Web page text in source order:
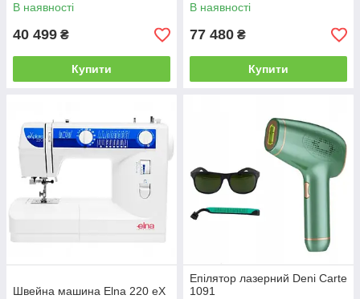
В наявності
40 499 ₴
Купити
В наявності
77 480 ₴
Купити
Швейна машина Elna 220 eX
Епілятор лазерний Deni Carte
1091